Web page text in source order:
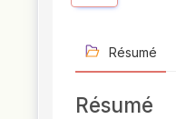
Résumé
Résumé